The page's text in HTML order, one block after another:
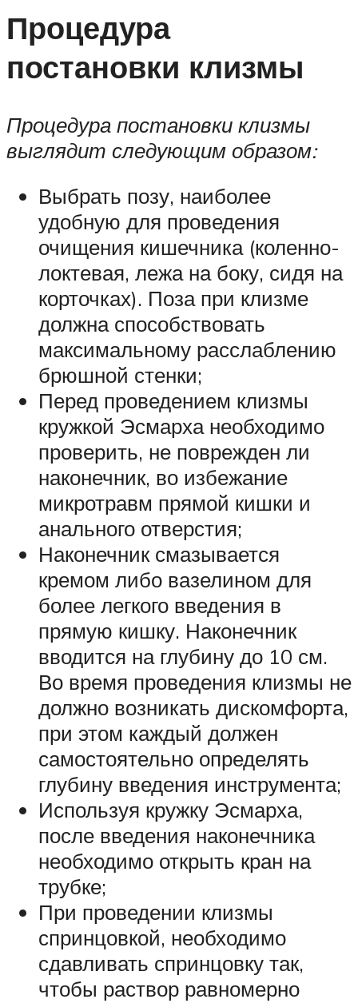
Процедура
постановки клизмы
Процедура постановки клизмы
выглядит следующим образом:
Выбрать позу, наиболее
удобную для проведения
очищения кишечника (коленно-
локтевая, лежа на боку, сидя на
корточках). Поза при клизме
должна способствовать
максимальному расслаблению
брюшной стенки;
Перед проведением клизмы
кружкой Эсмарха необходимо
проверить, не поврежден ли
наконечник, во избежание
микротравм прямой кишки и
анального отверстия;
Наконечник смазывается
кремом либо вазелином для
более легкого введения в
прямую кишку. Наконечник
вводится на глубину до 10 см.
Во время проведения клизмы не
должно возникать дискомфорта,
при этом каждый должен
самостоятельно определять
глубину введения инструмента;
Используя кружку Эсмарха,
после введения наконечника
необходимо открыть кран на
трубке;
При проведении клизмы
спринцовкой, необходимо
сдавливать спринцовку так,
чтобы раствор равномерно